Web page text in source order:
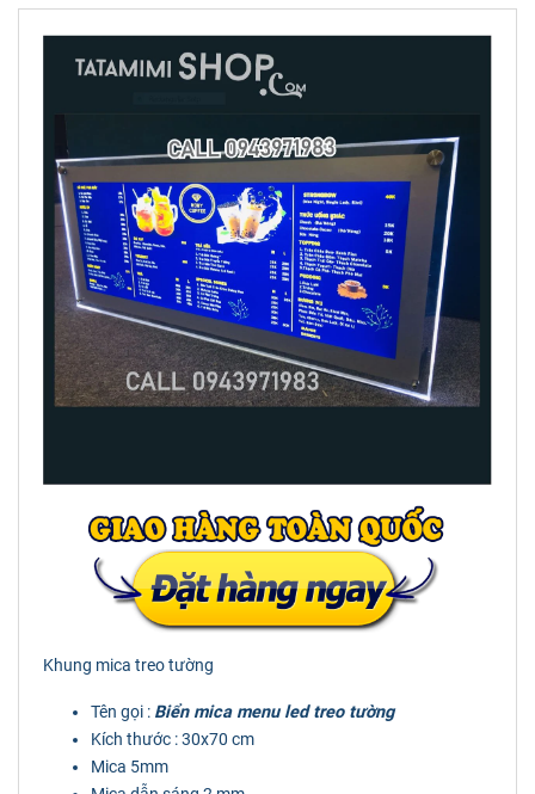
Khung mica treo tường
Tên gọi : Biển mica menu led treo tường
Kích thước : 30x70 cm
Mica 5mm